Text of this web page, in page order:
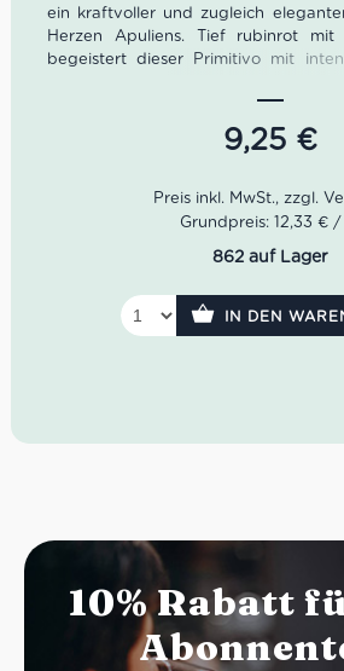
ein kraftvoller und zugleich
Herzen Apuliens. Tief rubinrot mit
begeistert dieser Primitivo mit
feinen Tabaknoten. Am Gaumen
weich und samtig mit
mediterraner Wärme – ein
Tiefes Rubinrot mit
Vollmundig, weich,
Rebsorte: 100 % Primitivo
Herkunft:Manduria, Apulien
9,25 €
Grundpreis: 12,33 € /
862 auf Lager
IN DEN
10% Rabatt